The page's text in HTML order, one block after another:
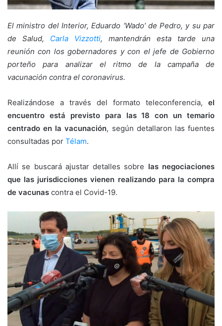
El ministro del Interior, Eduardo ‘Wado’ de Pedro, y su par
de Salud, Carla Vizzotti, mantendrán esta tarde una
reunión con los gobernadores y con el jefe de Gobierno
porteño para analizar el ritmo de la campaña de
vacunación contra el coronavirus.
Realizándose a través del formato teleconferencia, el
encuentro está previsto para las 18 con un temario
centrado en la vacunación, según detallaron las fuentes
consultadas por Télam.
Allí se buscará ajustar detalles sobre las negociaciones
que las jurisdicciones vienen realizando para la compra
de vacunas contra el Covid-19.